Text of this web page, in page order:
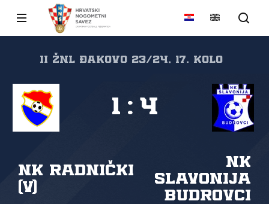
II ŽNL Đakovo 23/24, 17. kolo
NK Radnički
(V)
NK
Slavonija
Budrovci
1 : 4